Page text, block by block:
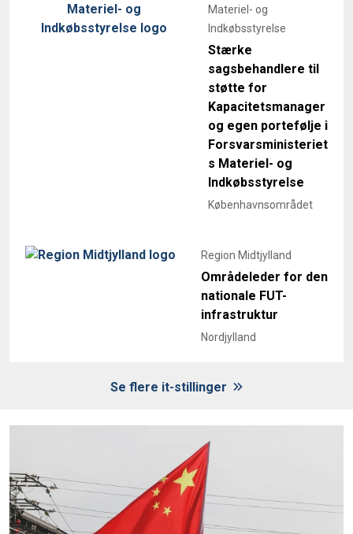
Materiel- og
Indkøbsstyrelse
Stærke
sagsbehandlere til
støtte for
Kapacitetsmanager
og egen portefølje i
Forsvarsministeriet
s Materiel- og
Indkøbsstyrelse
Københavnsområdet
Region Midtjylland
Områdeleder for den
nationale FUT-
infrastruktur
Nordjylland
Se flere it-stillinger